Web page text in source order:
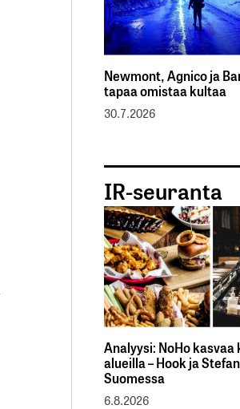
Newmont, Agnico ja
tapaa omistaa kultaa
30.7.2026
IR-seuranta
Analyysi: NoHo
alueilla – Hook ja
Suomessa
6.8.2026